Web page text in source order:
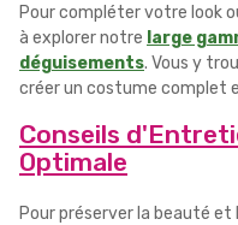
Pour compléter votre look
à explorer notre large
déguisements. Vous y
créer un costume complet
Conseils
Optimale
Pour préserver la beauté